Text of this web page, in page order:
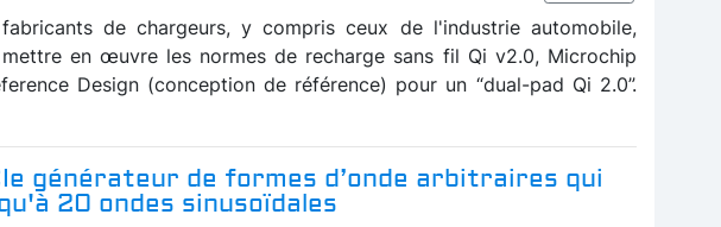
de chargeurs, y compris ceux de l'industrie automobile,
en œuvre les normes de recharge sans fil Qi v2.0, Microchip
Design (conception de référence) pour un “dual-pad Qi 2.0”.
générateur de formes d’onde arbitraires qui
20 ondes sinusoïdales